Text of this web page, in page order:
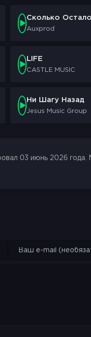
Сколько
Auxprod
LIFE
CASTLE MUSIC
Ни Шагу Назад
Jesus Music Group
03 июнь 2026 года.